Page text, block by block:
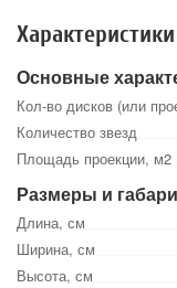
Характеристики
Основные
Кол-во дисков (или
Количество звезд
Площадь проекции, м2
Размеры и
Длина, см
Ширина, см
Высота, см